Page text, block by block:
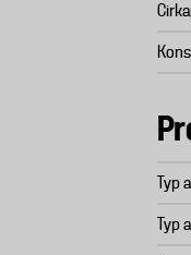
Typ
Typ